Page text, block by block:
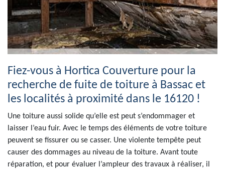
Fiez-vous à Hortica Couverture pour la
recherche de fuite de toiture à Bassac et
les localités à proximité dans le 16120 !
Une toiture aussi solide qu’elle est peut s’endommager et
laisser l’eau fuir. Avec le temps des éléments de votre toiture
peuvent se fissurer ou se casser. Une violente tempête peut
causer des dommages au niveau de la toiture. Avant toute
réparation, et pour évaluer l’ampleur des travaux à réaliser, il